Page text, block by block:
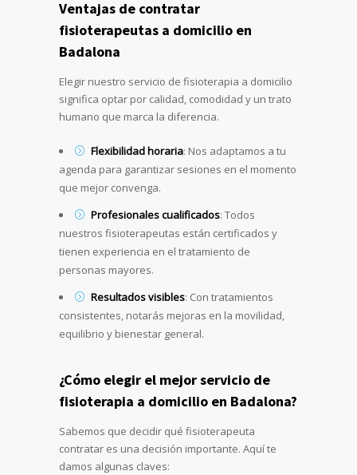
Ventajas de contratar
fisioterapeutas a domicilio en
Badalona
Elegir nuestro servicio de fisioterapia a domicilio
significa optar por calidad, comodidad y un trato
humano que marca la diferencia.
Flexibilidad horaria: Nos adaptamos a tu
agenda para garantizar sesiones en el momento
que mejor convenga.
Profesionales cualificados: Todos
nuestros fisioterapeutas están certificados y
tienen experiencia en el tratamiento de
personas mayores.
Resultados visibles: Con tratamientos
consistentes, notarás mejoras en la movilidad,
equilibrio y bienestar general.
¿Cómo elegir el mejor servicio de
fisioterapia a domicilio en Badalona?
Sabemos que decidir qué fisioterapeuta
contratar es una decisión importante. Aquí te
damos algunas claves: